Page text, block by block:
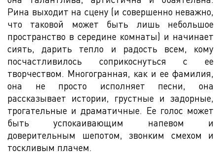
Рина выходит на сцену (и совершенно неважно,
что таковой может быть лишь небольшое
пространство в середине комнаты) и начинает
сиять, дарить тепло и радость всем, кому
посчастливилось соприкоснуться с ее
творчеством. Многогранная, как и ее фамилия,
она не просто исполняет песни, она
рассказывает истории, грустные и задорные,
трогательные и драматичные. Ее голос может
быть успокаивающим напевом и
доверительным шепотом, звонким смехом и
тоскливым плачем.